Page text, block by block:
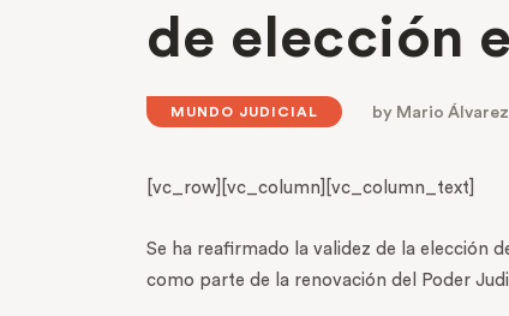
de elección
MUNDO JUDICIAL by Mario Álvarez
[vc_row][vc_column][vc_column_text]
Se ha reafirmado la validez de la elección
como parte de la renovación del Poder